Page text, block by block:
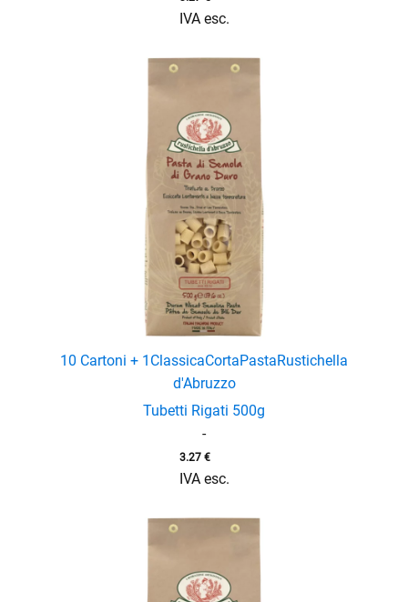
IVA esc.
10 Cartoni + 1 ClassicaCortaPastaRustichella
d'Abruzzo
Tubetti Rigati 500g
-
3.27 €
IVA esc.